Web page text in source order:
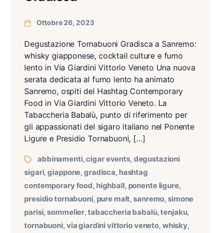
Ottobre 26, 2023
Degustazione Tornabuoni Gradisca a Sanremo:
whisky giapponese, cocktail culture e fumo
lento in Via Giardini Vittorio Veneto Una nuova
serata dedicata al fumo lento ha animato
Sanremo, ospiti del Hashtag Contemporary
Food in Via Giardini Vittorio Veneto. La
Tabaccheria Babalù, punto di riferimento per
gli appassionati del sigaro italiano nel Ponente
Ligure e Presidio Tornabuoni, […]
abbinamenti,cigar events, degustazioni
sigari,giappone,gradisca, hashtag
contemporary food, highball, ponente ligure,
presidio tornabuoni, pure malt,sanremo,simone
parisi,sommelier, tabaccheria babalù,tenjaku,
tornabuoni, via giardini vittorio veneto, whisky,